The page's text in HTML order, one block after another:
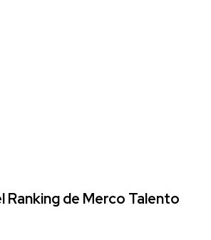
Ranking de Merco Talento